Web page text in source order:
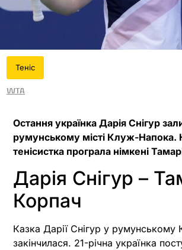
Теніс
WTA
Остання українка Дарія Снігур
румунському місті Клуж-Напока.
тенісистка програла німкені
Дарія Снігур –
Корпач
Казка Дарії Снігур у румунському
закінчилася. 21-річна українка